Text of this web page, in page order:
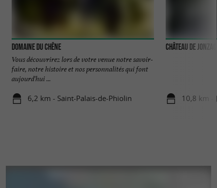
Domaine du Chêne
Vous découvrirez lors de votre venue notre savoir-
faire, notre histoire et nos personnalités qui font
aujourd'hui ...
6,2 km - Saint-Palais-de-Phiolin
Château de Jonzac
10,8 km -